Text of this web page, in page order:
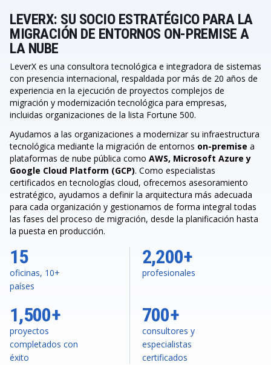
LEVERX: SU SOCIO ESTRATÉGICO PARA LA
MIGRACIÓN DE ENTORNOS ON-PREMISE A
LA NUBE
LeverX es una consultora tecnológica e integradora de sistemas
con presencia internacional, respaldada por más de 20 años de
experiencia en la ejecución de proyectos complejos de
migración y modernización tecnológica para empresas,
incluidas organizaciones de la lista Fortune 500.
Ayudamos a las organizaciones a modernizar su infraestructura
tecnológica mediante la migración de entornos on-premise a
plataformas de nube pública como AWS, Microsoft Azure y
Google Cloud Platform (GCP). Como especialistas
certificados en tecnologías cloud, ofrecemos asesoramiento
estratégico, ayudamos a definir la arquitectura más adecuada
para cada organización y gestionamos de forma integral todas
las fases del proceso de migración, desde la planificación hasta
la puesta en producción.
1,500+
proyectos
completados con
éxito
15
oficinas, 10+
países
2,200+
profesionales
700+
consultores y
especialistas
certificados